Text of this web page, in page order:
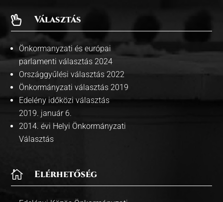
 Választás
Önkormanyzati és európai
parlamenti választás 2024
Országgyűlési választás 2022
Önkormányzati választás 2019
Edelény időközi választás
2019. január 6.
2014. évi Helyi Önkormányzati
Választás
 Elérhetőség